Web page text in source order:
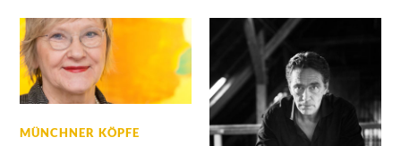
MÜNCHNER KÖPFE